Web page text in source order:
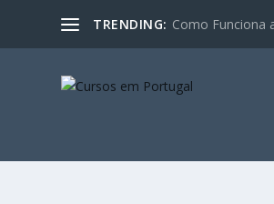
TRENDING: Como Funciona